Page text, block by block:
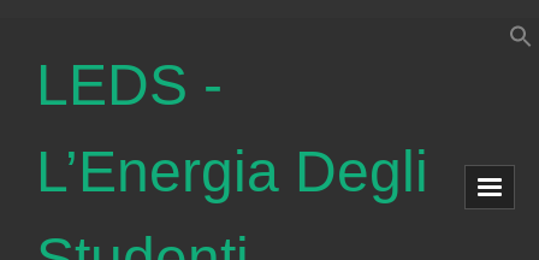
LEDS -
L’Energia Degli